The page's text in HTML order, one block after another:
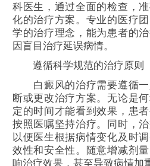
科医生，通过全面的检查，
化的治疗方案。专业的医疗
学的治疗理念，能为患者的
因盲目治疗延误病情。
遵循科学规范的治疗原则
白癜风的治疗需要遵循一
断或更改治疗方案。无论是
定的时间才能看到效果，患
按照医嘱坚持治疗。同时，
以便医生根据病情变化及时
效性和安全性。随意增减剂
响治疗效果，甚至导致病情加